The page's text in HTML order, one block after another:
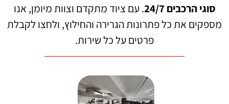
סוגי הרכבים 24/7
. עם ציוד מתקדם וצוות מיומן, אנו
מספקים את כל פתרונות הגרירה והחילוץ, ולחצו לקבלת
פרטים על כל שירות.